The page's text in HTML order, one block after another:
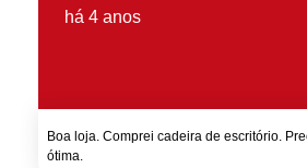
há 4 anos
Boa loja. Comprei cadeira de escritório.
ótima.